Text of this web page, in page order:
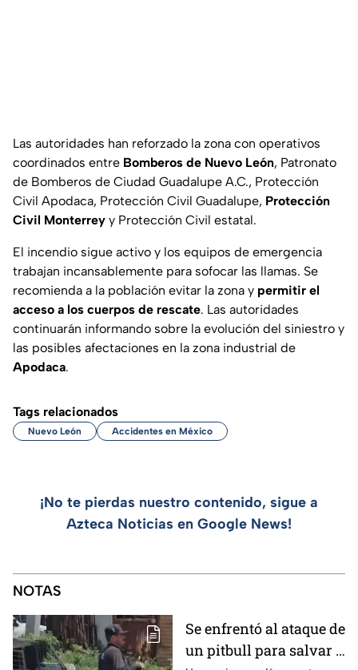
Las autoridades han reforzado la zona con operativos
coordinados entre Bomberos de Nuevo León, Patronato
de Bomberos de Ciudad Guadalupe A.C., Protección
Civil Apodaca, Protección Civil Guadalupe, Protección
Civil Monterrey y Protección Civil estatal.
El incendio sigue activo y los equipos de emergencia
trabajan incansablemente para sofocar las llamas. Se
recomienda a la población evitar la zona y permitir el
acceso a los cuerpos de rescate. Las autoridades
continuarán informando sobre la evolución del siniestro y
las posibles afectaciones en la zona industrial de
Apodaca.
Tags relacionados
Nuevo León Accidentes en México
¡No te pierdas nuestro contenido, sigue a
Azteca Noticias en Google News!
NOTAS
Se enfrentó al ataque de
un pitbull para salvar a